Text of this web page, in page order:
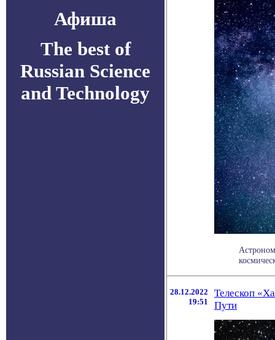
Афиша
The best of
Russian Science
and Technology
28.12.2022
19:51
Телескоп
Пути